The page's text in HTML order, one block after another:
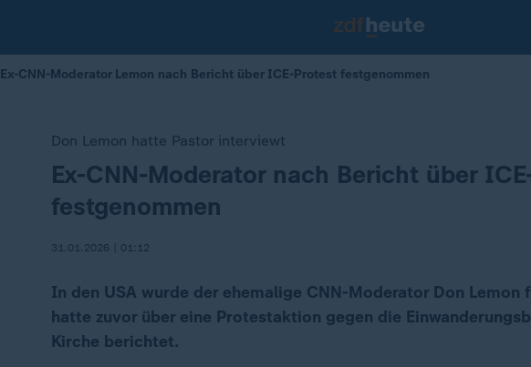
Ex-CNN-Moderator Lemon nach Bericht über ICE-Protest festgenommen
Don Lemon hatte Pastor interviewt
:Ex-CNN-Moderator nach Bericht über
festgenommen
31.01.2026 | 01:12
In den USA wurde der ehemalige CNN-Moderator Don Lemon
hatte zuvor über eine Protestaktion gegen die
Kirche berichtet.